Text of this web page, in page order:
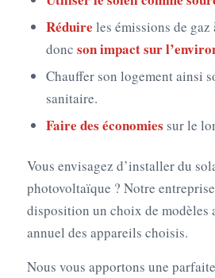
Réduire les émissions de gaz
donc son impact sur
Chauffer son logement ainsi
sanitaire.
Faire des économies sur le
Vous envisagez d’installer du
photovoltaïque ? Notre
disposition un choix de modèles
annuel des appareils choisis.
Nous vous apportons une